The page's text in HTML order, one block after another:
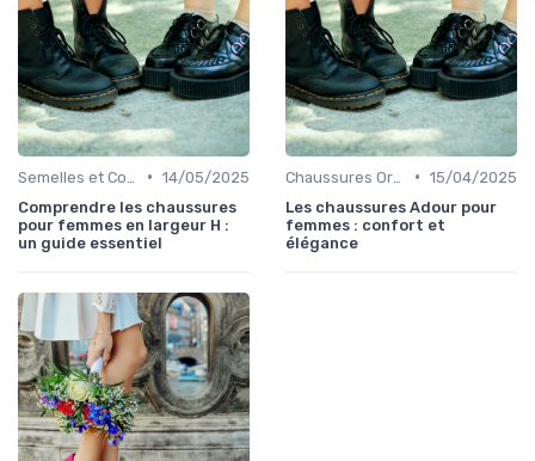
• 14/05/2025
Comprendre les chaussures
pour femmes en largeur H :
un guide essentiel
• 15/04/2025
Les chaussures Adour pour
femmes : confort et
élégance